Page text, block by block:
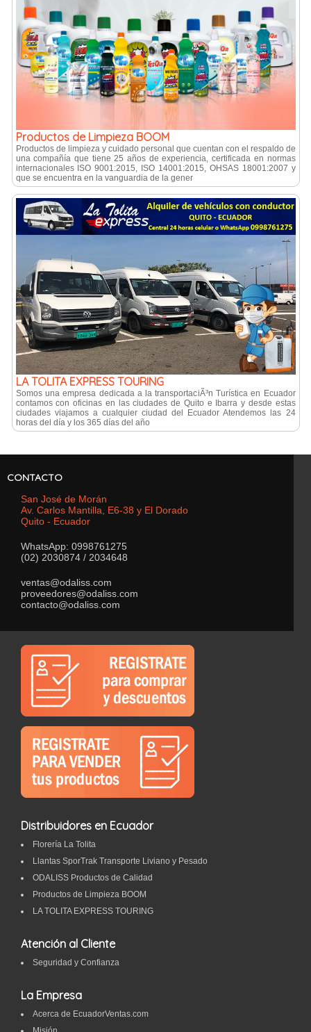
Productos de Limpieza BOOM
Productos de limpieza y cuidado personal que cuentan con el respaldo de
una compañí­a que tiene 25 años de experiencia, certificada en normas
internacionales ISO 9001:2015, ISO 14001:2015, OHSAS 18001:2007 y
que se encuentra en la vanguardia de la gener
LA TOLITA EXPRESS TOURING
Somos una empresa dedicada a la transportaciÃ³n Turística en Ecuador
contamos con oficinas en las ciudades de Quito e Ibarra y desde estas
ciudades viajamos a cualquier ciudad del Ecuador Atendemos las 24
horas del día y los 365 días del año
CONTACTO
San José de Morán
Av. Carlos Mantilla, E6-38 y El Dorado
Quito - Ecuador
WhatsApp: 0998761275
(02) 2030874 / 2034648
ventas@odaliss.com
proveedores@odaliss.com
contacto@odaliss.com
Distribuidores en Ecuador
Florería La Tolita
Llantas SporTrak Transporte Liviano y Pesado
ODALISS Productos de Calidad
Productos de Limpieza BOOM
LA TOLITA EXPRESS TOURING
Atención al Cliente
Seguridad y Confianza
La Empresa
Acerca de EcuadorVentas.com